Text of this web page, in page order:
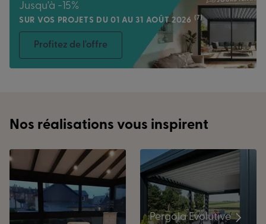
Jusqu'à -15%
SUR VOS PROJETS DU 01 AU 31 AOÛT 2026 (7)
Profitez de l'offre
Nos réalisations vous inspirent
Pergola Evolutive